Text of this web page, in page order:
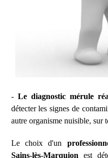
- Le diagnostic mérule
détecter les signes de
autre organisme nuisible, sur
Le choix d'un
Sains-lès-Marquion est